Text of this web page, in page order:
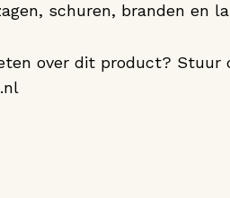
schuren, branden en
over dit product? Stuur